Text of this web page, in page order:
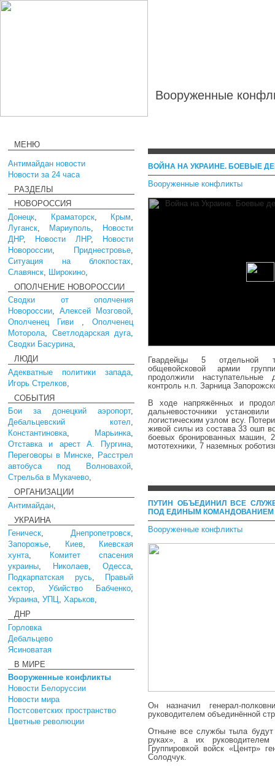
Вооруженные
МЕНЮ
Антимайдан новости
Новости за 24 часа
РАЗДЕЛЫ
НОВОРОССИЯ
Донецк
Краматорск, Крым
Луганск
Мариуполь
Новости
ДНР, Новости ЛНР, Новости
Новороссии
Приднестровье
Ситуация на блокпостах
Славянск Широкино
ОПОЛЧЕНИЕ НОВОРОССИИ
Сводки от ополчения
Новороссии, Алексей Мозговой,
Ополченец Гиви , Ополченец
Моторола, Светлодарская дуга,
Сводки Басурина,
ЛЮДИ
Адекватные политики запада
Игорь Стрелков
СОБЫТИЯ
Бои за донецкий аэропорт,
Дебальцевский котел,
Константиновка, Марьинка,
Отставка и арест А. Пургина,
Переговоры в Минске, Расстрел
автобуса под Волновахой,
Стрельба в Мукачево,
ОРГАНИЗАЦИИ
Антимайдан
УКРАИНА
Геническ, Днепропетровск,
Запорожье, Киев,
Киевская
хунта,
Комитет спасения
украины, Николаев, Одесса,
Подкарпатская русь,
Правый
сектор, Убийство Бабченко,
Украина, УПЦ, Харьков,
ДНР
Горловка
Дебальцево
Ясиноватая
В МИРЕ
Вооруженные конфликты
Новости Белоруссии
Новости мира
Постсоветских пространство
Цветные революции
ВОЙНА НА УКРАИНЕ. БОЕВЫЕ
Вооруженные конфликты
Гвардейцы 5 отдельной
общевойсковой армии
продолжили
контроль н.п. Зарница
В ходе напряжённых и
дальневосточники
логистическим узлом всу.
живой силы из состава 33 ошп
боевых бронированных машин,
мототехники, 7 наземных
ПУТИН ОБЪЕДИНИЛ ВСЕ
ПОД ЕДИНЫМ КОМАНДОВАНИЕМ
Вооруженные конфликты
Он назначил генерал-
руководителем объединённой
Отныне все службы тыла будут
руках», а их руководителем
Группировкой войск «Центр»
Солодчук.